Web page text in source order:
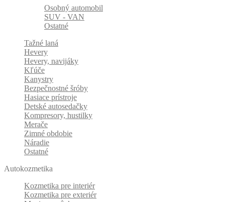
Osobný automobil
SUV - VAN
Ostatné
Tažné laná
Hevery
Hevery, navijáky
Kľúče
Kanystry
Bezpečnostné šróby
Hasiace prístroje
Detské autosedačky
Kompresory, hustilky
Merače
Zimné obdobie
Náradie
Ostatné
Autokozmetika
Kozmetika pre interiér
Kozmetika pre exteriér